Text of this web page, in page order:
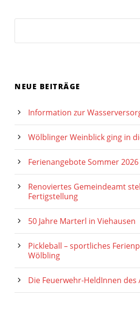
NEUE BEITRÄGE
Information zur
Wölblinger Weinblick ging in
Ferienangebote Sommer
Renoviertes Gemeindeamt
Fertigstellung
50 Jahre Marterl in Viehausen
Pickleball – sportliches
Wölbling
Die Feuerwehr-HeldInnen des